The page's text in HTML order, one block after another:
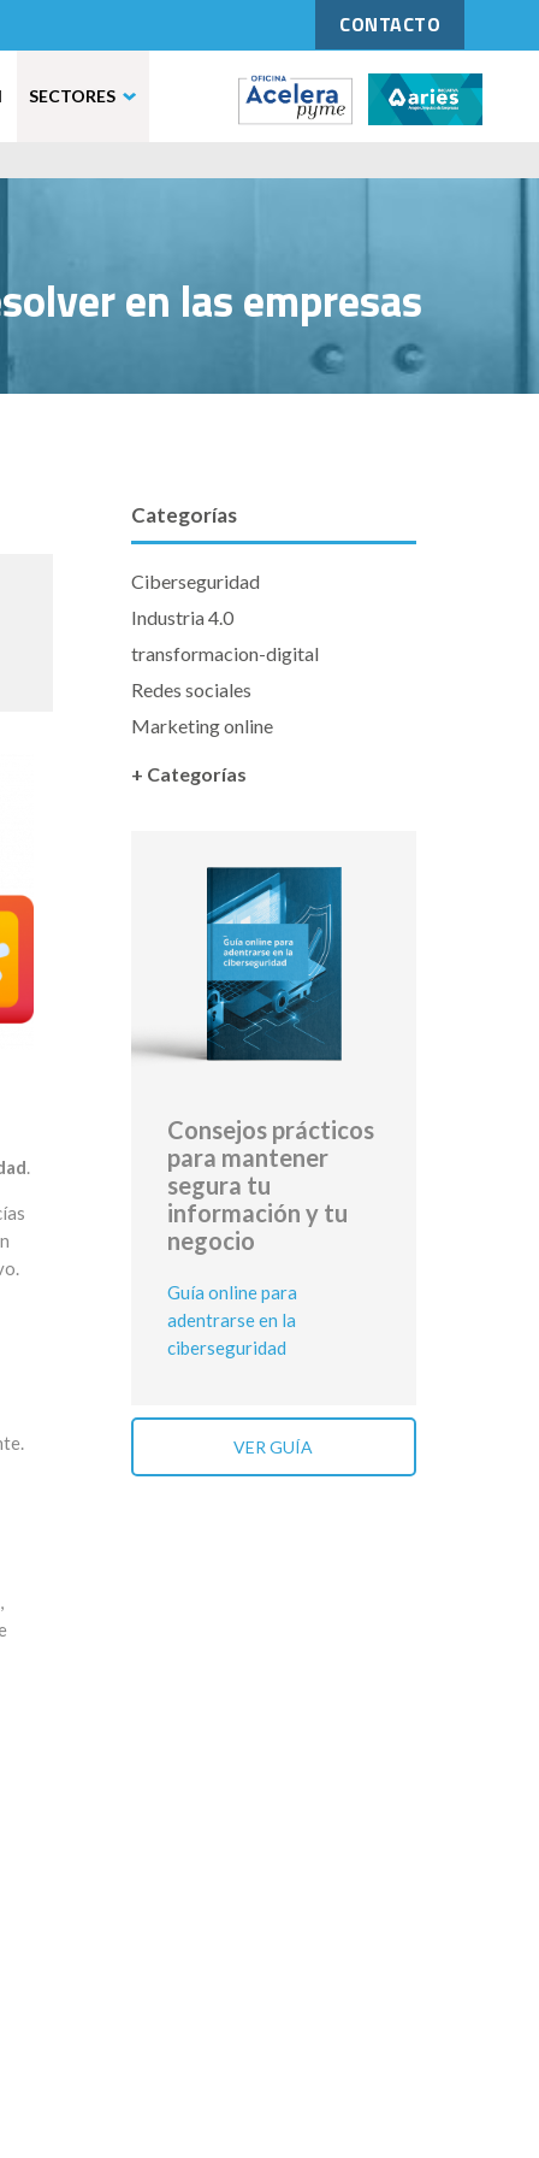
CONTACTO
SECTORES
en las empresas
.
Categorías
Ciberseguridad
Industria 4.0
transformacion-digital
Redes sociales
Marketing online
+ Categorías
Consejos prácticos
para mantener
segura tu
información y tu
negocio
Guía online para
adentrarse en la
ciberseguridad
VER GUÍA